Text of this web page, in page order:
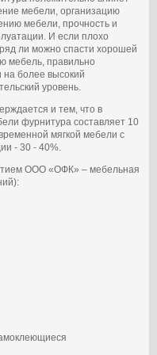
мебели, организацию
мебели, прочность и
И если плохо
ли можно спасти хорошей
мебель, правильно
более высокий
уровень.
и тем, что в
фурнитура составляет 10
мягкой мебели с
- 30 - 40%.
ООО «ОФК» – мебельная